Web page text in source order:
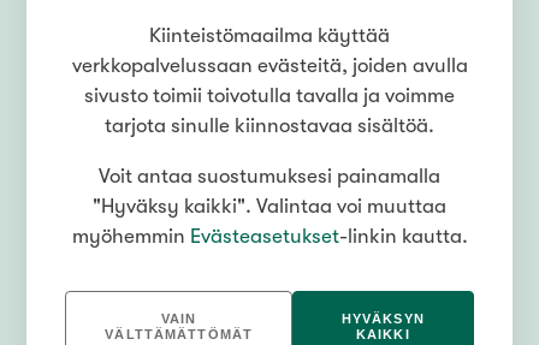
Kiinteistömaailma käyttää
verkkopalvelussaan evästeitä, joiden avulla
sivusto toimii toivotulla tavalla ja voimme
tarjota sinulle kiinnostavaa sisältöä.
Voit antaa suostumuksesi painamalla
"Hyväksy kaikki". Valintaa voi muuttaa
myöhemmin Evästeasetukset-linkin kautta.
VAIN
VÄLTTÄMÄTTÖMÄT
HYVÄKSYN
KAIKKI